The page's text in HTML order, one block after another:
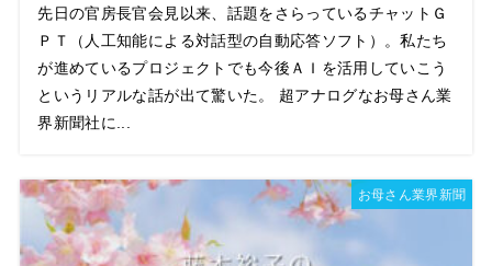
先日の官房長官会見以来、話題をさらっているチャットＧ
ＰＴ（人工知能による対話型の自動応答ソフト）。私たち
が進めているプロジェクトでも今後ＡＩを活用していこう
というリアルな話が出て驚いた。 超アナログなお母さん業
界新聞社に...
お母さん業界新聞